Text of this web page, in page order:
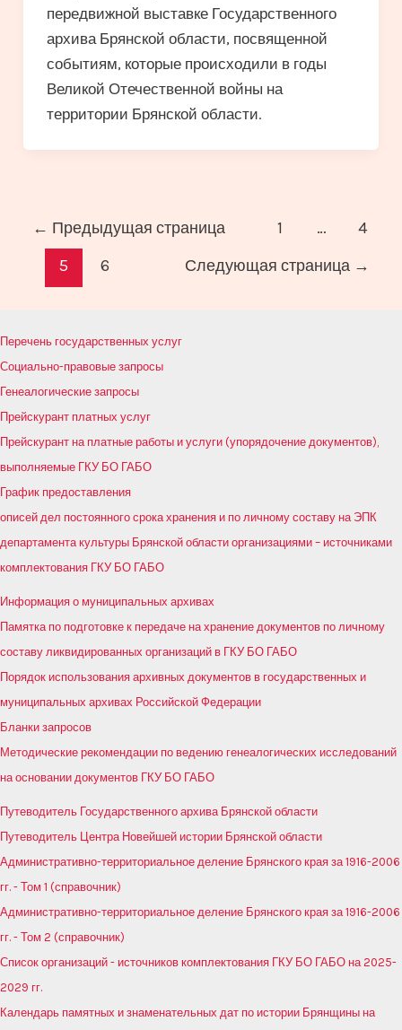
передвижной выставке Государственного
архива Брянской области, посвященной
событиям, которые происходили в годы
Великой Отечественной войны на
территории Брянской области.
Постраничная
навигация
← Предыдущая страница 1 …
4
5
6 Следующая страница →
Перечень государственных услуг
Социально-правовые запросы
Генеалогические запросы
Прейскурант платных услуг
Прейскурант на платные работы и услуги (упорядочение документов),
выполняемые ГКУ БО ГАБО
График предоставления
описей дел постоянного срока хранения и по личному составу на ЭПК
департамента культуры Брянской области организациями – источниками
комплектования ГКУ БО ГАБО
Информация о муниципальных архивах
Памятка по подготовке к передаче на хранение документов по личному
составу ликвидированных организаций в ГКУ БО ГАБО
Порядок использования архивных документов в государственных и
муниципальных архивах Российской Федерации
Бланки запросов
Методические рекомендации по ведению генеалогических исследований
на основании документов ГКУ БО ГАБО
Путеводитель Государственного архива Брянской области
Путеводитель Центра Новейшей истории Брянской области
Административно-территориальное деление Брянского края за 1916-2006
гг. - Том 1 (справочник)
Административно-территориальное деление Брянского края за 1916-2006
гг. - Том 2 (справочник)
Список организаций - источников комплектования ГКУ БО ГАБО на 2025-
2029 гг.
Календарь памятных и знаменательных дат по истории Брянщины на